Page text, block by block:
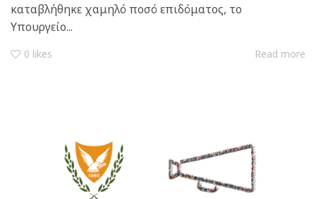
καταβλήθηκε χαμηλό ποσό επιδόματος, το
Υπουργείο...
0 likes Read more